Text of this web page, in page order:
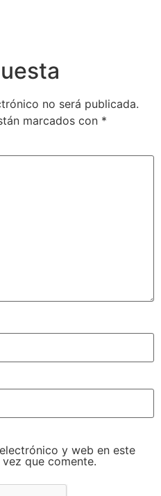
no será publicada.
marcados con *
y web en este
que comente.